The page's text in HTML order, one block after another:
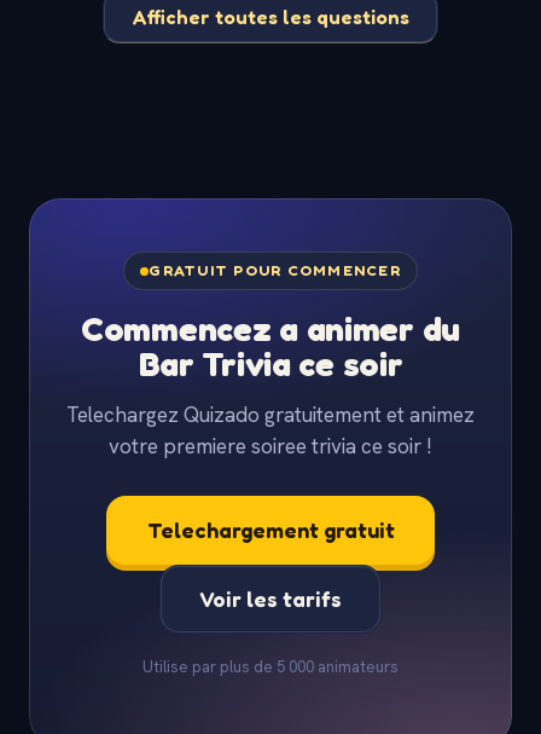
Afficher toutes les questions
GRATUIT POUR COMMENCER
Commencez a animer du
Bar Trivia ce soir
Telechargez Quizado gratuitement et animez
votre premiere soiree trivia ce soir !
Telechargement gratuit
Voir les tarifs
Utilise par plus de 5 000 animateurs